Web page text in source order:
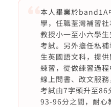
本人畢業於band1A
學，任職荃灣補習社
教授小一至小六學
考試。另外擔任私
生英國語文科，提
練習，從做練習過
線上問書、改文服
考試由7字頭升至86
93-96分之間，耐心